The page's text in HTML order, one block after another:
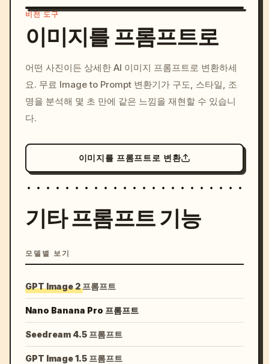
c, cyberpunk sunset, neon
colors, 8k --v 6.0
비전 도구
이미지를 프롬프트로
어떤 사진이든 상세한 AI 이미지 프롬프트로 변환하세
요. 무료 Image to Prompt 변환기가 구도, 스타일, 조
명을 분석해 몇 초 만에 같은 느낌을 재현할 수 있습니
다.
이미지를 프롬프트로 변환
기타 프롬프트 기능
모델별 보기
GPT Image 2 프롬프트
Nano Banana Pro 프롬프트
Seedream 4.5 프롬프트
GPT Image 1.5 프롬프트